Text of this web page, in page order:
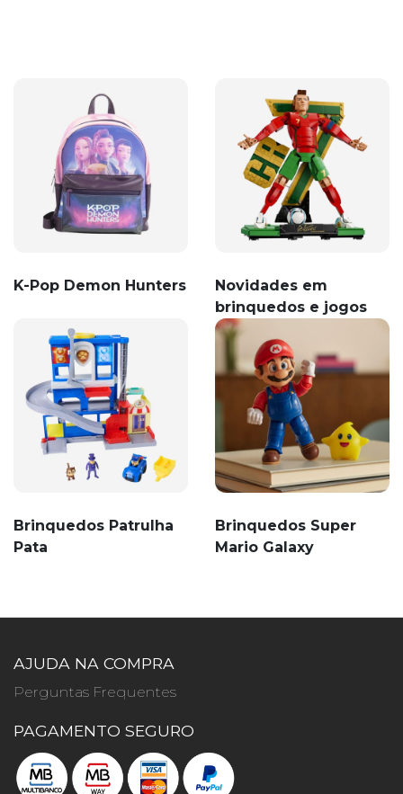
K-Pop Demon Hunters
Novidades em
brinquedos e jogos
Brinquedos Patrulha
Pata
Brinquedos Super
Mario Galaxy
AJUDA NA COMPRA
Perguntas Frequentes
PAGAMENTO SEGURO